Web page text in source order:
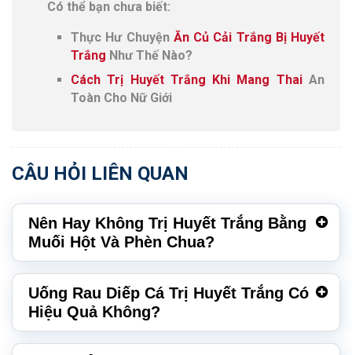
Có thể bạn chưa biết:
Thực Hư Chuyện Ăn Củ Cải Trắng Bị Huyết
Trắng Như Thế Nào?
Cách Trị Huyết Trắng Khi Mang ThaiAn
Toàn Cho Nữ Giới
CÂU HỎI LIÊN QUAN
Nên Hay Không Trị Huyết Trắng Bằng
Muối Hột Và Phèn Chua?
Uống Rau Diếp Cá Trị Huyết Trắng Có
Hiệu Quả Không?